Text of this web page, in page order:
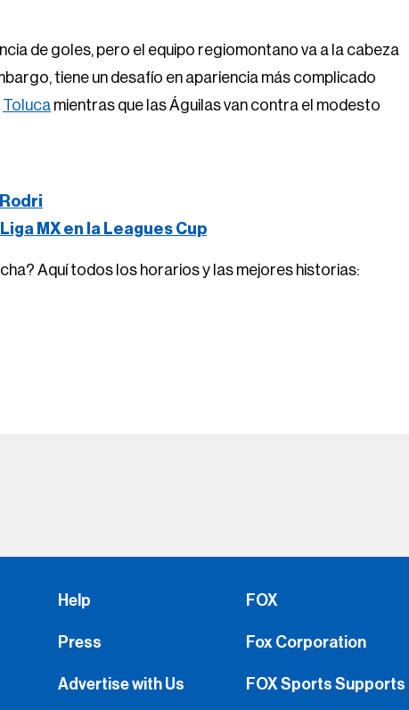
de goles, pero el equipo regiomontano va a la cabeza
tiene un desafío en apariencia más complicado
Toluca mientras que las Águilas van contra el modesto
MX en la Leagues Cup
Aquí todos los horarios y las mejores historias:
Press
Advertise with Us
Jobs
FS1
Fox Corporation
FOX Sports Supports
Fox Sports